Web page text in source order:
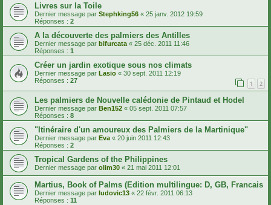
Livres sur la Toile
Dernier message par Stephking56 « 25 janv. 2012 19:59
Réponses : 2
A la découverte des palmiers des Antilles
Dernier message par bifurcata « 25 déc. 2011 11:46
Réponses : 1
Créer un jardin exotique sous nos climats
Dernier message par Lasio « 30 sept. 2011 12:19
Réponses : 27 1 2
Les palmiers de Nouvelle calédonie de Pintaud et Hodel
Dernier message par Ben152 « 05 sept. 2011 07:57
Réponses : 8
"Itinéraire d'un amoureux des Palmiers de la Martinique"
Dernier message par Eva « 20 juin 2011 12:43
Réponses : 2
Tropical Gardens of the Philippines
Dernier message par olim30 « 21 mai 2011 12:01
Martius, Book of Palms (Edition multilingue: D, GB, Francais
Dernier message par ludovic13 « 22 févr. 2011 06:13
Réponses : 11